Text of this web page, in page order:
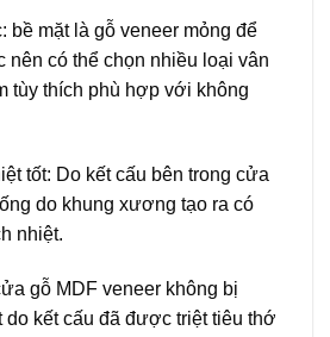
bề mặt là gỗ veneer mỏng để
nên có thể chọn nhiều loại vân
tùy thích phù hợp với không
tốt: Do kết cấu bên trong cửa
do khung xương tạo ra có
nhiệt.
gỗ MDF veneer không bị
do kết cấu đã được triệt tiêu thớ